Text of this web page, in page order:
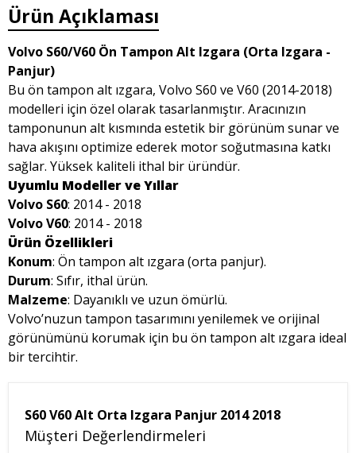
Ürün Açıklaması
Volvo S60/V60 Ön Tampon Alt Izgara (Orta Izgara -
Panjur)
Bu ön tampon alt ızgara, Volvo S60 ve V60 (2014-2018)
modelleri için özel olarak tasarlanmıştır. Aracınızın
tamponunun alt kısmında estetik bir görünüm sunar ve
hava akışını optimize ederek motor soğutmasına katkı
sağlar. Yüksek kaliteli ithal bir üründür.
Uyumlu Modeller ve Yıllar
Volvo S60: 2014 - 2018
Volvo V60: 2014 - 2018
Ürün Özellikleri
Konum: Ön tampon alt ızgara (orta panjur).
Durum: Sıfır, ithal ürün.
Malzeme: Dayanıklı ve uzun ömürlü.
Volvo’nuzun tampon tasarımını yenilemek ve orijinal
görünümünü korumak için bu ön tampon alt ızgara ideal
bir tercihtir.
S60 V60 Alt Orta Izgara Panjur 2014 2018
Müşteri Değerlendirmeleri